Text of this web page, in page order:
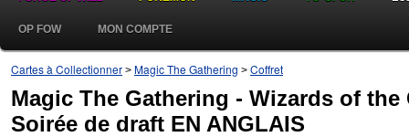
OP FOW MON COMPTE
Cartes à Collectionner > Magic The Gathering > Coffret
Magic The Gathering - Wizards of
Soirée de draft EN ANGLAIS